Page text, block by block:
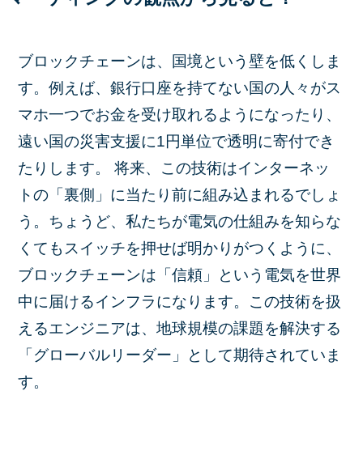
ブロックチェーンは、国境という壁を低くしま
す。例えば、銀行口座を持てない国の人々がス
マホ一つでお金を受け取れるようになったり、
遠い国の災害支援に1円単位で透明に寄付でき
たりします。 将来、この技術はインターネッ
トの「裏側」に当たり前に組み込まれるでしょ
う。ちょうど、私たちが電気の仕組みを知らな
くてもスイッチを押せば明かりがつくように、
ブロックチェーンは「信頼」という電気を世界
中に届けるインフラになります。この技術を扱
えるエンジニアは、地球規模の課題を解決する
「グローバルリーダー」として期待されていま
す。